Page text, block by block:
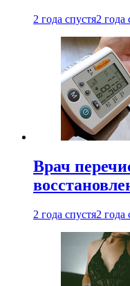
2 года спустя2 года
Врач
2 года спустя2 года